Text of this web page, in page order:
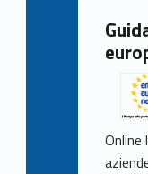
Online